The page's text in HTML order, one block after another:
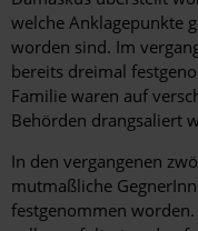
welche Anklagepunkte
worden sind. Im
bereits dreimal
Familie waren auf
Behörden drangsaliert
In den vergangenen
mutmaßliche
festgenommen